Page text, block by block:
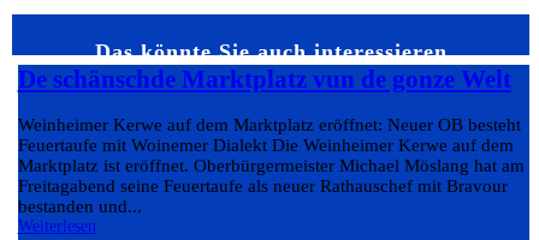
Das könnte Sie auch interessieren…
De schänschde Marktplatz vun de gonze Welt
Weinheimer Kerwe auf dem Marktplatz eröffnet: Neuer OB besteht
Feuertaufe mit Woinemer Dialekt Die Weinheimer Kerwe auf dem
Marktplatz ist eröffnet. Oberbürgermeister Michael Möslang hat am
Freitagabend seine Feuertaufe als neuer Rathauschef mit Bravour
bestanden und...
Weiterlesen